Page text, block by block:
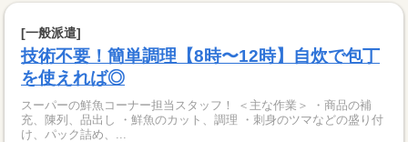
[一般派遣]
技術不要！簡単調理【8時〜12時】自炊で包丁
を使えれば◎
スーパーの鮮魚コーナー担当スタッフ！ ＜主な作業＞ ・商品の補
充、陳列、品出し ・鮮魚のカット、調理 ・刺身のツマなどの盛り付
け、パック詰め、...